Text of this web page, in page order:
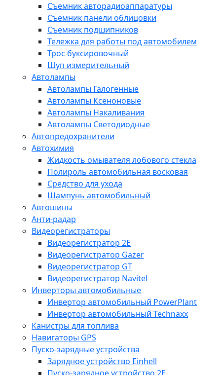
Съемник авторадиоаппаратуры
Съемник панели облицовки
Съемник подшипников
Тележка для работы под автомобилем
Трос буксировочный
Щуп измерительный
Автолампы
Автолампы Галогенные
Автолампы Ксеноновые
Автолампы Накаливания
Автолампы Светодиодные
Автопредохранители
Автохимия
Жидкость омывателя лобового стекла
Полироль автомобильная восковая
Средство для ухода
Шампунь автомобильный
Автошины
Анти-радар
Видеорегистраторы
Видеорегистратор 2E
Видеорегистратор Gazer
Видеорегистратор GT
Видеорегистратор Navitel
Инверторы автомобильные
Инвертор автомобильный PowerPlant
Инвертор автомобильный Technaxx
Канистры для топлива
Навигаторы GPS
Пуско-зарядные устройства
Зарядное устройство Einhell